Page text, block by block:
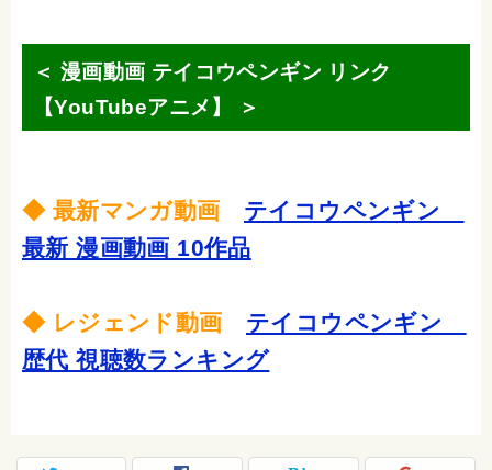
＜ 漫画動画 テイコウペンギン リンク
【YouTubeアニメ】 ＞
◆ 最新マンガ動画 テイコウペンギン
最新 漫画動画 10作品
◆ レジェンド動画 テイコウペンギン
歴代 視聴数ランキング